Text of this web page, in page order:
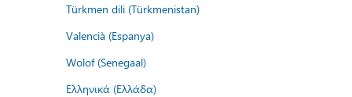
Türkmen dili (Türkmenistan)
Valencià (Espanya)
Wolof (Senegaal)
Ελληνικά (Ελλάδα)